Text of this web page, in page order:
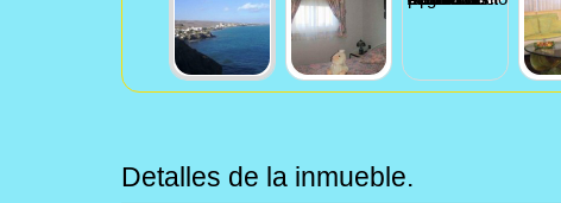
Detalles de la inmueble.